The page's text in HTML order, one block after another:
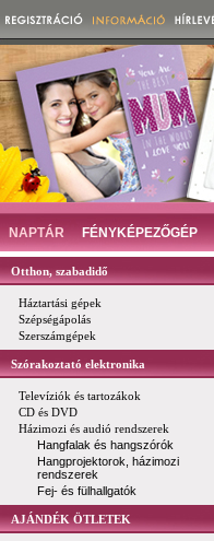
NAPTÁR FÉNYKÉPEZŐGÉP
Otthon, szabadidő
Háztartási gépek
Szépségápolás
Szerszámgépek
Szórakoztató elektronika
Televíziók és tartozákok
CD és DVD
Házimozi és audió rendszerek
Hangfalak és hangszórók
Hangprojektorok, házimozi
rendszerek
Fej- és fülhallgatók
AJÁNDÉK ÖTLETEK